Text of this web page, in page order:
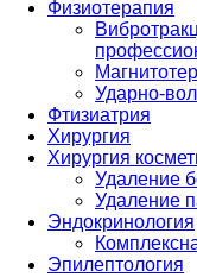
Физиотерапия
Ударно-
Фтизиатрия
Хирургия
Хирургия
Удаление
Удаление
Эндокринология
Эпилептология